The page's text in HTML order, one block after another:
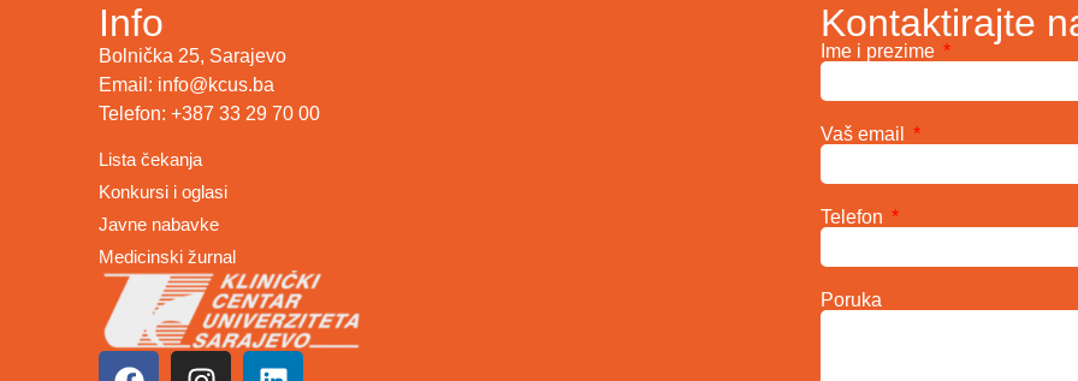
Info
Bolnička 25, Sarajevo
Email: info@kcus.ba
Telefon: +387 33 29 70 00
Lista čekanja
Konkursi i oglasi
Javne nabavke
Medicinski žurnal
Kontaktirajte
Ime i prezime
Vaš email
Telefon
Poruka